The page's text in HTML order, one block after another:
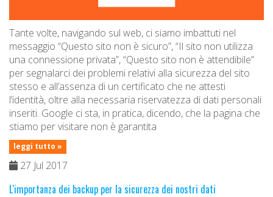
Tante volte, navigando sul web, ci siamo imbattuti nel
messaggio “Questo sito non è sicuro”, “Il sito non utilizza
una connessione privata”, “Questo sito non è attendibile”
per segnalarci dei problemi relativi alla sicurezza del sito
stesso e all’assenza di un certificato che ne attesti
l’identità, oltre alla necessaria riservatezza di dati personali
inseriti. Google ci sta, in pratica, dicendo, che la pagina che
stiamo per visitare non è garantita
leggi tutto »
27 Jul 2017
L'importanza dei backup per la sicurezza dei nostri dati